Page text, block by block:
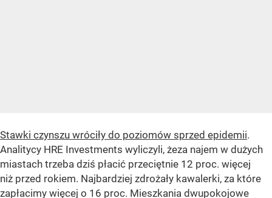
Stawki czynszu wróciły do poziomów sprzed epidemii.
Analitycy HRE Investments wyliczyli, żeza najem w dużych
miastach trzeba dziś płacić przeciętnie 12 proc. więcej
niż przed rokiem. Najbardziej zdrożały kawalerki, za które
zapłacimy więcej o 16 proc. Mieszkania dwupokojowe